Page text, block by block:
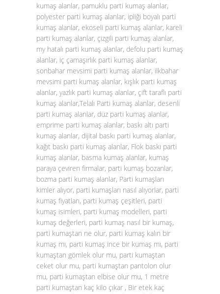
kumaş alanlar, pamuklu parti kumaş alanlar,
polyester parti kumaş alanlar, ipliği boyalı parti
kumaş alanlar, ekoseli parti kumaş alanlar, kareli
parti kumaş alanlar, çizgili parti kumaş alanlar,
my hatalı parti kumaş alanlar, defolu parti kumaş
alanlar, iç çamaşırlık parti kumaş alanlar,
sonbahar mevsimi parti kumaş alanlar, ilkbahar
mevsimi parti kumaş alanlar, kışlık parti kumaş
alanlar, yazlık parti kumaş alanlar, çift taraflı parti
kumaş alanlar,Telalı Parti kumaş alanlar, desenli
parti kumaş alanlar, düz parti kumaş alanlar,
emprime parti kumaş alanlar, baskı altı parti
kumaş alanlar, dijital baskı parti kumaş alanlar,
kağıt baskı parti kumaş alanlar, Flok baskı parti
kumaş alanlar, basma kumaş alanlar, kumaş
paraya çeviren firmalar, parti kumaş bozanlar,
bozma parti kumaş alanlar, Parti kumaşları
kimler alıyor, parti kumaşları nasıl alıyorlar, parti
kumaş fiyatları, parti kumaş çeşitleri, parti
kumaş isimleri, parti kumaş modelleri, parti
kumaş değerleri, parti kumaş nasıl bir kumaş,
parti kumaştan ne olur, parti kumaş kalın bir
kumaş mı, parti kumaş ince bir kumaş mı, parti
kumaştan gömlek olur mu, parti kumaştan
ceket olur mu, parti kumaştan pantolon olur
mu, parti kumaştan elbise olur mu, 1 metre
parti kumaştan kaç kilo çıkar , Bir etek kaç